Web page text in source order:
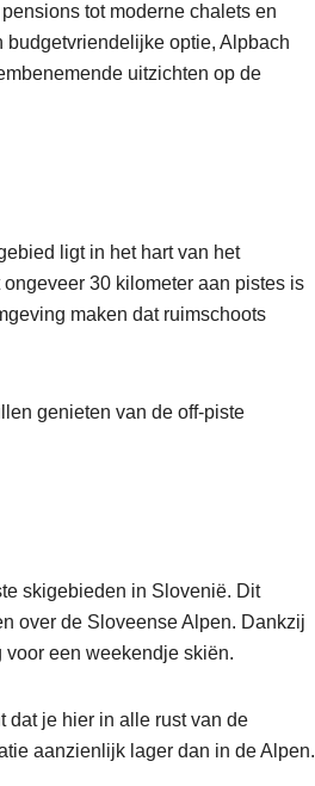
tot moderne chalets en
optie, Alpbach
uitzichten op de
ligt in het hart van het
30 kilometer aan pistes is
maken dat ruimschoots
genieten van de off-piste
skigebieden in Slovenië. Dit
over de Sloveense Alpen. Dankzij
een weekendje skiën.
dat je hier in alle rust van de
aanzienlijk lager dan in de Alpen.